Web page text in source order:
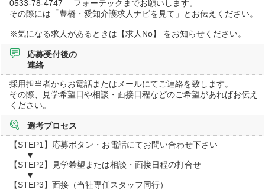
0533-78-4747 フォーテックまでお願いします。
その際には「豊橋・愛知介護求人ナビを見て」とお伝えください。
※気になる求人があるときは【求人No】 をお知らせください。
応募受付後の
連絡
採用担当者からお電話またはメールにてご連絡を致します。
その際、見学希望日や相談・面接日程などのご希望があればお伝え
ください。
選考プロセス
【STEP1】応募ボタン・お電話にてお問い合わせ下さい
▼
【STEP2】見学希望または相談・面接日程の打合せ
▼
【STEP3】面接（当社専任スタッフ同行）